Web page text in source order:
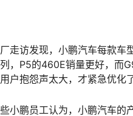
走访发现，小鹏汽车每款车
，P5的460E销量更好，而
户抱怨声太大，才紧急优化
小鹏员工认为，小鹏汽车的